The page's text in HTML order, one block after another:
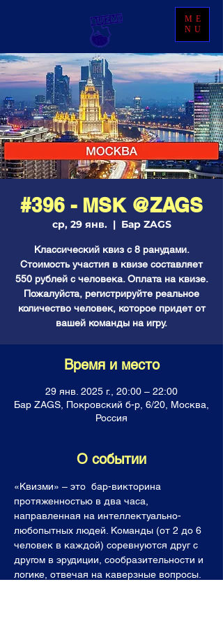
ME
NU
#396 - МSК @ZAGS
ср, 29 янв.
  |
Бар ZAGS
Классический квиз с 8 ранудами.
Стоимость участия в квизе составляет
550 рублей с человека. Оплата на квизе.
Пожалуйста, регистрируйте реальное
количество человек, которое придет от
вашей команды на игру.
Время и место
29 янв. 2025 г., 20:00 – 22:00
Бар ZAGS, Покровский б-р, 6/20, Москва,
Россия
О событии
«Квизми» – это  бар-викторина
протяженностью в два часа,
направленная на интеллектуально-
любопытных людей. Команды (от 2 до 6
человек в каждой) соревнуются друг с
другом в эрудиции, сообразительности и
логике, отвечая на каверзные вопросы.